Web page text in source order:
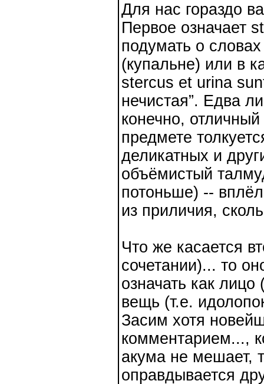
Для нас гораздо
Первое означает
подумать о
(купальне) или в
stercus et urina
нечистая”. Едва
конечно,
предмете
деликатных и
объёмистый
потоньше) --
из приличия,
Что же касается
сочетании)... то
означать как
вещь (т.е.
Засим хотя
комментарием...,
акума не мешает,
оправдывается